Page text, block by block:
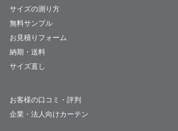
サイズの測り方
無料サンプル
お見積りフォーム
納期・送料
サイズ直し
お客様の口コミ・評判
企業・法人向けカーテン